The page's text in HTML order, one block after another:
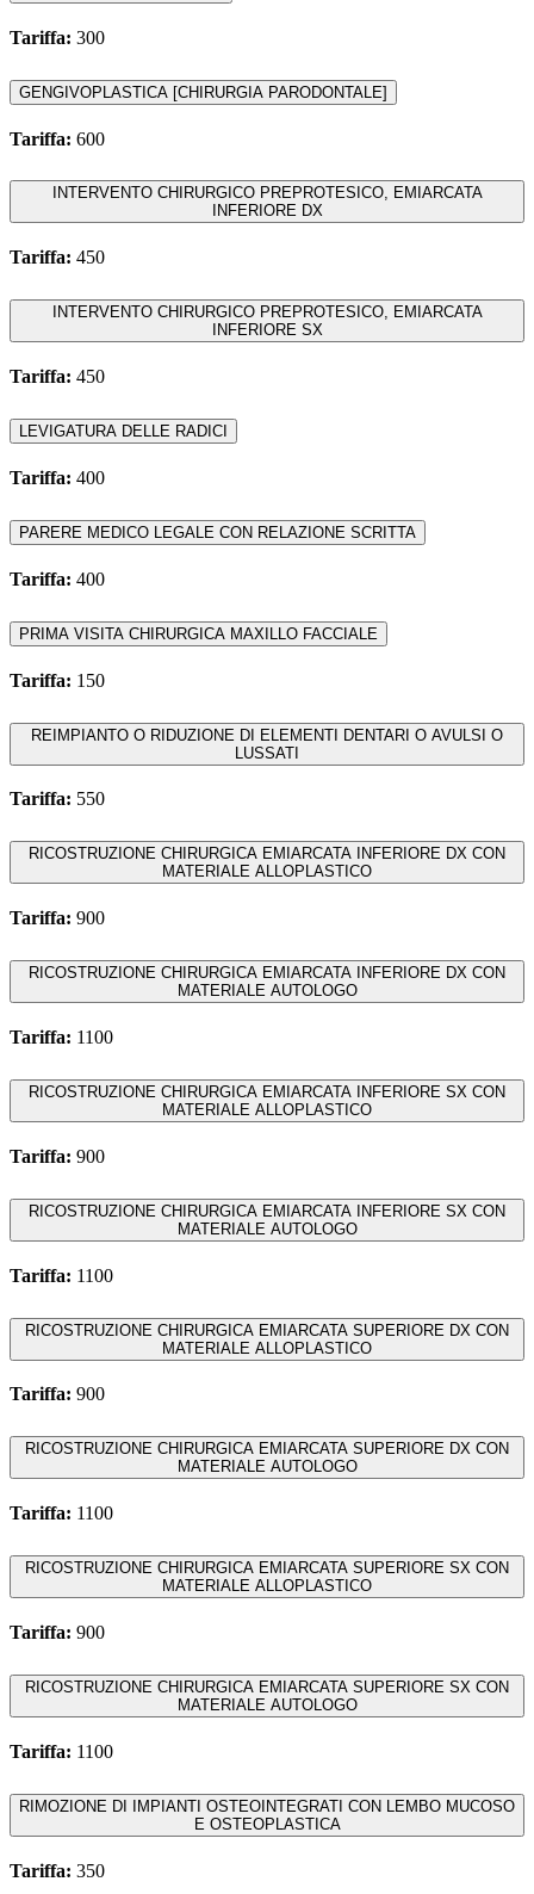
Tariffa: 300
GENGIVOPLASTICA [CHIRURGIA PARODONTALE]
Tariffa: 600
INTERVENTO CHIRURGICO PREPROTESICO, EMIARCATA
INFERIORE DX
Tariffa: 450
INTERVENTO CHIRURGICO PREPROTESICO, EMIARCATA
INFERIORE SX
Tariffa: 450
LEVIGATURA DELLE RADICI
Tariffa: 400
PARERE MEDICO LEGALE CON RELAZIONE SCRITTA
Tariffa: 400
PRIMA VISITA CHIRURGICA MAXILLO FACCIALE
Tariffa: 150
REIMPIANTO O RIDUZIONE DI ELEMENTI DENTARI O AVULSI O
LUSSATI
Tariffa: 550
RICOSTRUZIONE CHIRURGICA EMIARCATA INFERIORE DX CON
MATERIALE ALLOPLASTICO
Tariffa: 900
RICOSTRUZIONE CHIRURGICA EMIARCATA INFERIORE DX CON
MATERIALE AUTOLOGO
Tariffa: 1100
RICOSTRUZIONE CHIRURGICA EMIARCATA INFERIORE SX CON
MATERIALE ALLOPLASTICO
Tariffa: 900
RICOSTRUZIONE CHIRURGICA EMIARCATA INFERIORE SX CON
MATERIALE AUTOLOGO
Tariffa: 1100
RICOSTRUZIONE CHIRURGICA EMIARCATA SUPERIORE DX CON
MATERIALE ALLOPLASTICO
Tariffa: 900
RICOSTRUZIONE CHIRURGICA EMIARCATA SUPERIORE DX CON
MATERIALE AUTOLOGO
Tariffa: 1100
RICOSTRUZIONE CHIRURGICA EMIARCATA SUPERIORE SX CON
MATERIALE ALLOPLASTICO
Tariffa: 900
RICOSTRUZIONE CHIRURGICA EMIARCATA SUPERIORE SX CON
MATERIALE AUTOLOGO
Tariffa: 1100
RIMOZIONE DI IMPIANTI OSTEOINTEGRATI CON LEMBO MUCOSO
E OSTEOPLASTICA
Tariffa: 350